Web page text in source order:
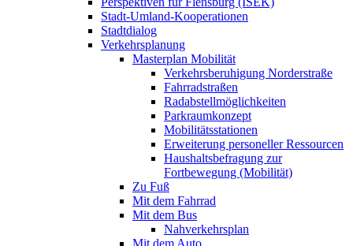
Stadt-Umland-Kooperationen
Stadtdialog
Verkehrsplanung
Masterplan Mobilität
Verkehrsberuhigung Norderstraße
Fahrradstraßen
Radabstellmöglichkeiten
Parkraumkonzept
Mobilitätsstationen
Erweiterung personeller Ressourcen
Haushaltsbefragung zur
Fortbewegung (Mobilität)
Zu Fuß
Mit dem Fahrrad
Mit dem Bus
Nahverkehrsplan
Mit dem Auto